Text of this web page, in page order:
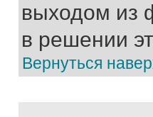
выходом из
в решении
Вернуться